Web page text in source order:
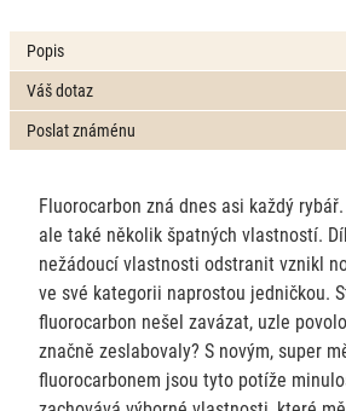
Popis
Váš dotaz
Poslat známénu
Fluorocarbon zná dnes asi každý
ale také několik špatných vlastností.
nežádoucí vlastnosti odstranit vznikl
ve své kategorii naprostou jedničkou.
fluorocarbon nešel zavázat, uzle
značně zeslabovaly? S novým, super
fluorocarbonem jsou tyto potíže